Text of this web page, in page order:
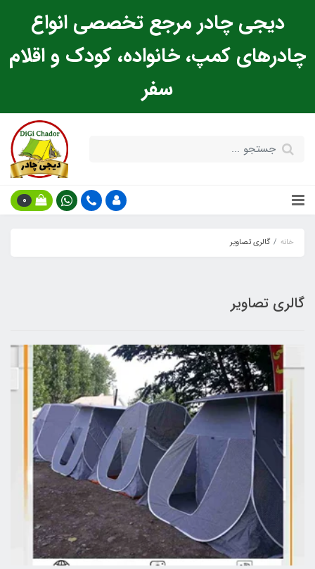
دیجی چادر مرجع تخصصی انواع
چادرهای کمپ، خانواده، کودک و اقلام
سفر
0
خانه گالری تصاویر
گالری تصاویر